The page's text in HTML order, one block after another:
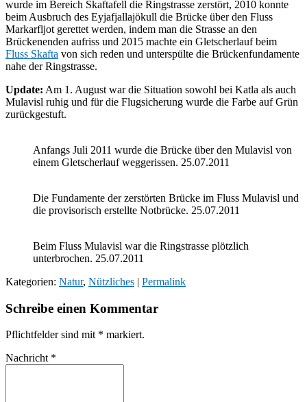
wurde im Bereich Skaftafell die Ringstrasse zerstört, 2010 konnte
beim Ausbruch des Eyjafjallajökull die Brücke über den Fluss
Markarfljot gerettet werden, indem man die Strasse an den
Brückenenden aufriss und 2015 machte ein Gletscherlauf beim
Fluss Skafta von sich reden und unterspülte die Brückenfundamente
nahe der Ringstrasse.
Update: Am 1. August war die Situation sowohl bei Katla als auch
Mulavisl ruhig und für die Flugsicherung wurde die Farbe auf Grün
zurückgestuft.
Anfangs Juli 2011 wurde die Brücke über den Mulavisl von
einem Gletscherlauf weggerissen. 25.07.2011
Die Fundamente der zerstörten Brücke im Fluss Mulavisl und
die provisorisch erstellte Notbrücke. 25.07.2011
Beim Fluss Mulavisl war die Ringstrasse plötzlich
unterbrochen. 25.07.2011
Kategorien: Natur, Nützliches | Permalink
Schreibe einen Kommentar
Pflichtfelder sind mit * markiert.
Nachricht *